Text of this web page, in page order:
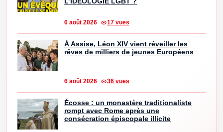
6 août 2026 17 vues
À Assise, Léon XIV vient réveiller les
rêves de milliers de jeunes Européens
6 août 2026 36 vues
Écosse : un monastère traditionaliste
rompt avec Rome après une
consécration épiscopale illicite